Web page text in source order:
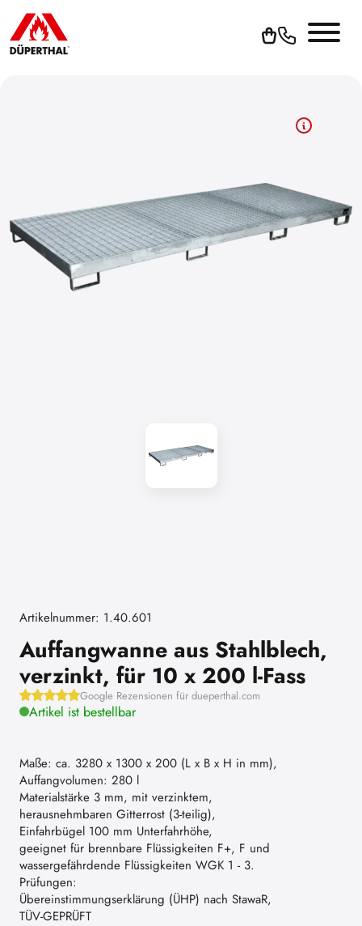
Artikelnummer: 1.40.601
Auffangwanne aus Stahlblech,
verzinkt, für 10 x 200 l-Fass
Google Rezensionen für dueperthal.com
Artikel ist bestellbar
Maße: ca. 3280 x 1300 x 200 (L x B x H in mm),
Auffangvolumen: 280 l
Materialstärke 3 mm, mit verzinktem,
herausnehmbaren Gitterrost (3-teilig),
Einfahrbügel 100 mm Unterfahrhöhe,
geeignet für brennbare Flüssigkeiten F+, F und
wassergefährdende Flüssigkeiten WGK 1 - 3.
Prüfungen:
Übereinstimmungserklärung (ÜHP) nach StawaR,
TÜV-GEPRÜFT